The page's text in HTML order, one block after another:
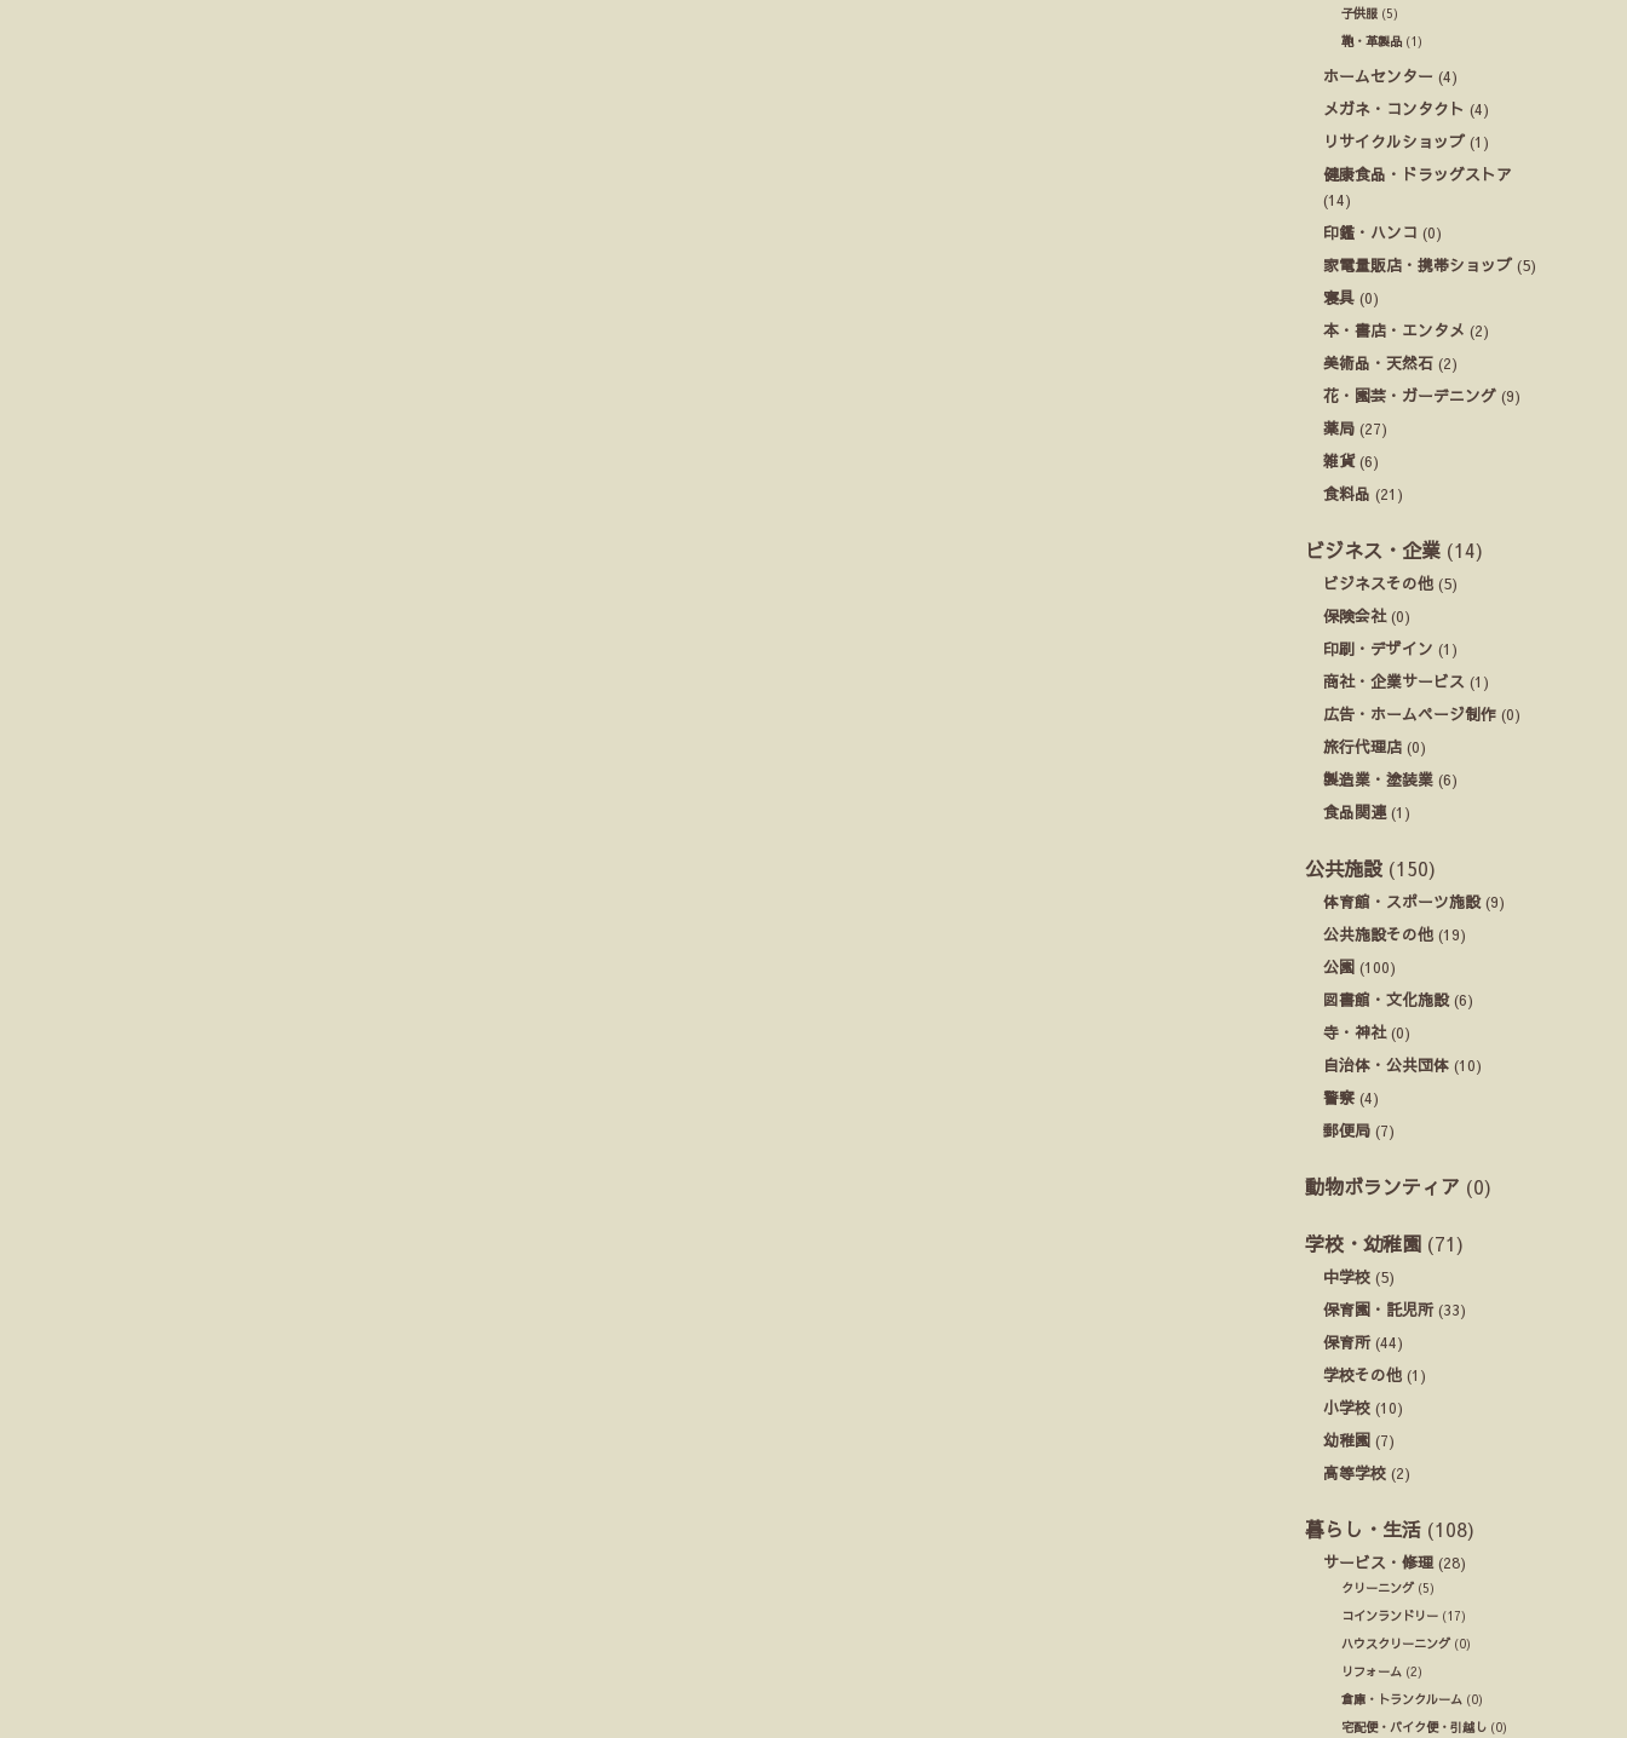
子供服 (5)
鞄・革製品 (1)
ホームセンター (4)
メガネ・コンタクト (4)
リサイクルショップ (1)
健康食品・ドラッグストア
(14)
印鑑・ハンコ (0)
家電量販店・携帯ショップ (5)
寝具 (0)
本・書店・エンタメ (2)
美術品・天然石 (2)
花・園芸・ガーデニング (9)
薬局 (27)
雑貨(6)
食料品 (21)
ビジネス・企業 (14)
ビジネスその他 (5)
保険会社(0)
印刷・デザイン (1)
商社・企業サービス (1)
広告・ホームページ制作 (0)
旅行代理店 (0)
製造業・塗装業 (6)
食品関連 (1)
公共施設 (150)
体育館・スポーツ施設(9)
公共施設その他 (19)
公園 (100)
図書館・文化施設(6)
寺・神社(0)
自治体・公共団体 (10)
警察 (4)
郵便局 (7)
動物ボランティア (0)
学校・幼稚園 (71)
中学校 (5)
保育園・託児所(33)
保育所(44)
学校その他 (1)
小学校 (10)
幼稚園 (7)
高等学校 (2)
暮らし・生活 (108)
サービス・修理 (28)
クリーニング(5)
コインランドリー (17)
ハウスクリーニング(0)
リフォーム (2)
倉庫・トランクルーム (0)
宅配便・バイク便・引越し (0)